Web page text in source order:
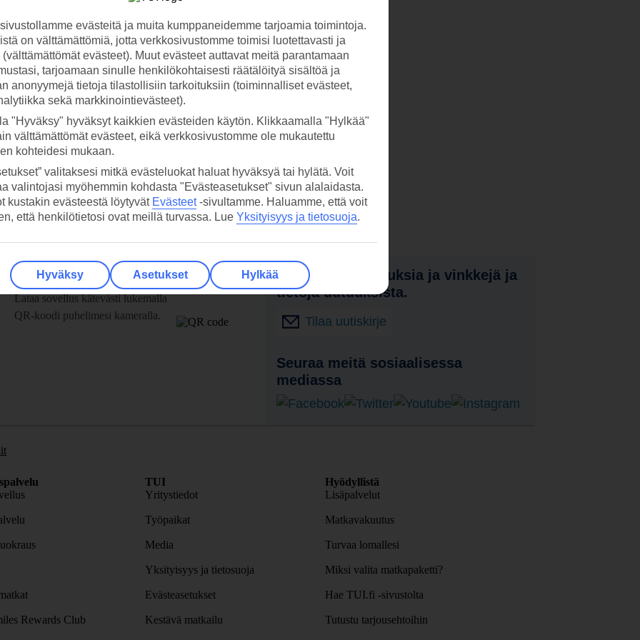
TUI-sovellus nyt!
Lataa sovellus kätevästi lukemalla
QR-koodi puhelimesi kameralla.
Vastaanota tarjouksia ja vinkkejä ja
tietoja uutuuksista.
Tilaa uutiskirje
Seuraa meitä sosiaalisessa
mediassa
Rewards Club
TUI
Yritystiedot
Työpaikat
Media
Yksityisyys ja tietosuoja
Evästeasetukset
Kestävä matkailu
Hyödyllistä
Lisäpalvelut
Matkavakuutus
Turvaa lomallesi
Miksi valita matkapaketti?
Hae TUI.fi -sivustolta
Tutustu tarjousehtoihin
evästeitä ja muita kumppaneidemme tarjoamia toimintoja.
on välttämättömiä, jotta verkkosivustomme toimisi luotettavasti ja
evästeet). Muut evästeet auttavat meitä parantamaan
tarjoamaan sinulle henkilökohtaisesti räätälöityä sisältöä ja
anonyymejä tietoja tilastollisiin tarkoituksiin (toiminnalliset evästeet,
sekä markkinointievästeet).
"Hyväksy" hyväksyt kaikkien evästeiden käytön. Klikkaamalla "Hylkää"
välttämättömät evästeet, eikä verkkosivustomme ole mukautettu
kohteidesi mukaan.
valitaksesi mitkä evästeluokat haluat hyväksyä tai hylätä. Voit
valintojasi myöhemmin kohdasta "Evästeasetukset" sivun alalaidasta.
kustakin evästeestä löytyvät Evästeet-sivultamme. Haluamme, että voit
että henkilötietosi ovat meillä turvassa. Lue Yksityisyys ja tietosuoja.
Hyväksy Asetukset Hylkää